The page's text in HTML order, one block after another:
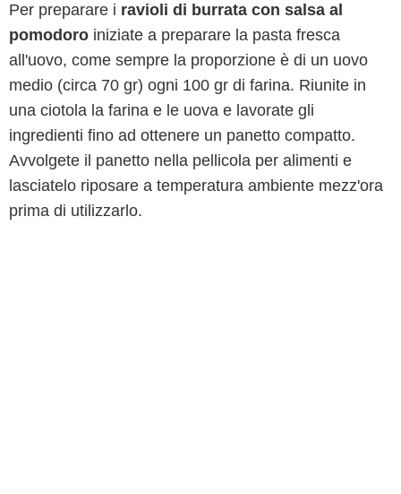
Per preparare i ravioli di burrata con salsa al
pomodoro iniziate a preparare la pasta fresca
all'uovo, come sempre la proporzione è di un uovo
medio (circa 70 gr) ogni 100 gr di farina. Riunite in
una ciotola la farina e le uova e lavorate gli
ingredienti fino ad ottenere un panetto compatto.
Avvolgete il panetto nella pellicola per alimenti e
lasciatelo riposare a temperatura ambiente mezz'ora
prima di utilizzarlo.